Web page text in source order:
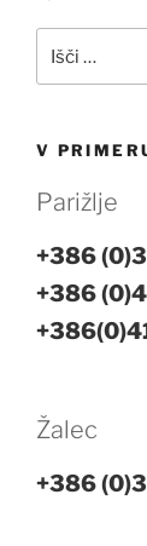
V
Parižlje
+386
+386
Žalec
+386